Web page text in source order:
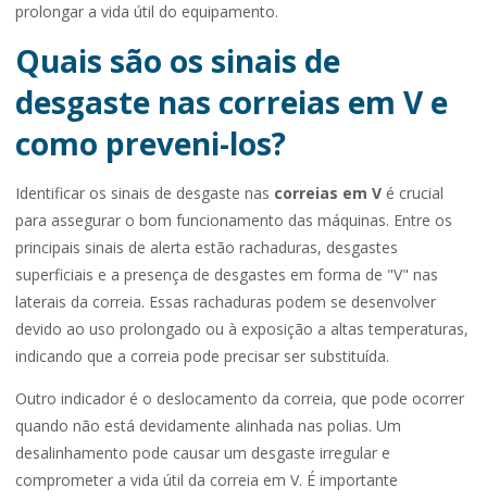
prolongar a vida útil do equipamento.
Quais são os sinais de
desgaste nas correias em V e
como preveni-los?
Identificar os sinais de desgaste nas correias em V é crucial
para assegurar o bom funcionamento das máquinas. Entre os
principais sinais de alerta estão rachaduras, desgastes
superficiais e a presença de desgastes em forma de "V" nas
laterais da correia. Essas rachaduras podem se desenvolver
devido ao uso prolongado ou à exposição a altas temperaturas,
indicando que a correia pode precisar ser substituída.
Outro indicador é o deslocamento da correia, que pode ocorrer
quando não está devidamente alinhada nas polias. Um
desalinhamento pode causar um desgaste irregular e
comprometer a vida útil da correia em V. É importante